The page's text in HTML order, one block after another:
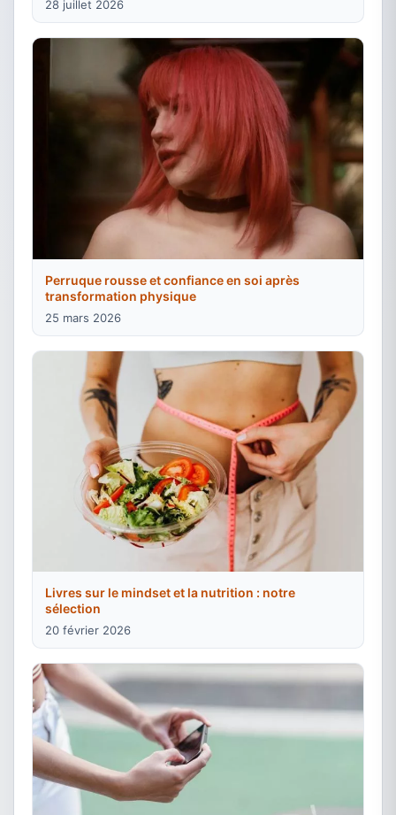
28 juillet 2026
Perruque rousse et confiance en soi après
transformation physique
25 mars 2026
Livres sur le mindset et la nutrition : notre
sélection
20 février 2026